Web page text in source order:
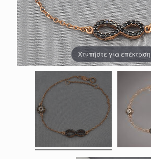
Χτυπήστε για επέκταση